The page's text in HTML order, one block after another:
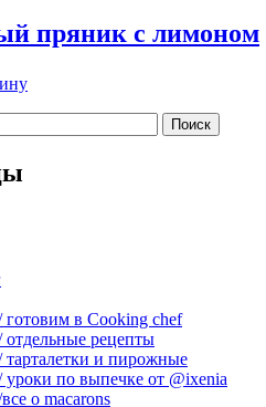
пряник с лимоном
готовим в Cooking chef
отдельные рецепты
тарталетки и пирожные
уроки по выпечке от @ixenia
о macarons